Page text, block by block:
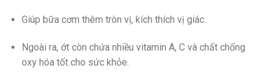
Giúp bữa cơm thêm tròn vị, kích thích vị giác.
Ngoài ra, ớt còn chứa nhiều vitamin A, C và chất chống
oxy hóa tốt cho sức khỏe.